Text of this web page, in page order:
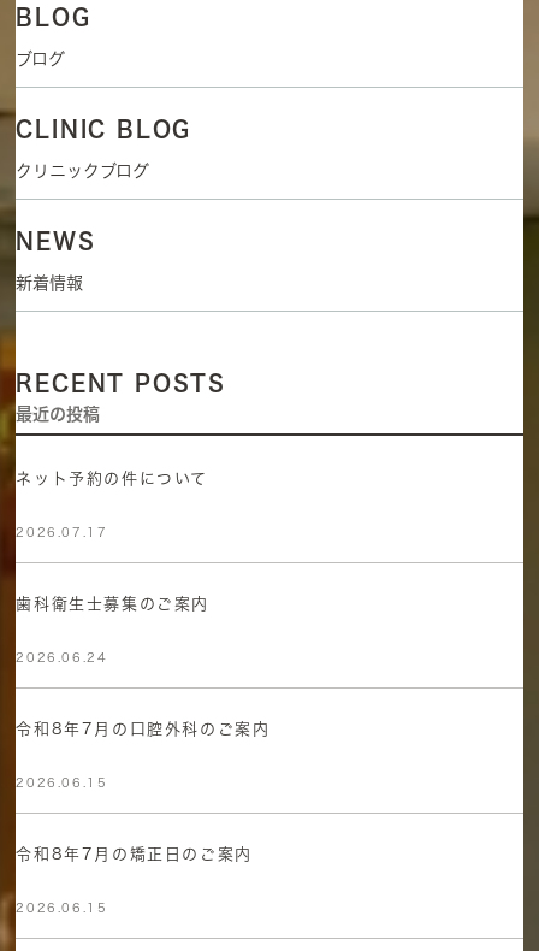
BLOG
ブログ
CLINIC BLOG
クリニックブログ
NEWS
新着情報
RECENT POSTS
最近の投稿
ネット予約の件について
2026.07.17
歯科衛生士募集のご案内
2026.06.24
令和8年7月の口腔外科のご案内
2026.06.15
令和8年7月の矯正日のご案内
2026.06.15